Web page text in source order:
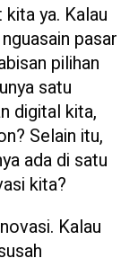
ya. Kalau
pasar
pilihan
satu
digital kita,
Selain itu,
ada di satu
kita?
Kalau